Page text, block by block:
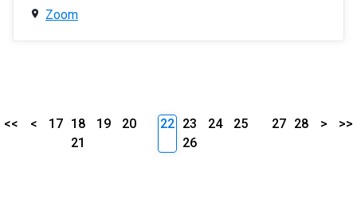
Zoom
<< < 17 18 19
20
21
22 23 24
25
26
27 28 > >>